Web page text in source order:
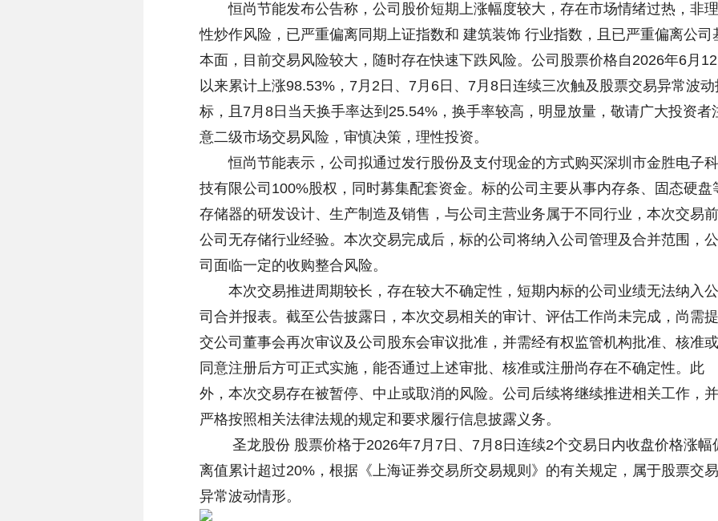
恒尚节能发布公告称，公司股价短期上涨幅度较大，存在市场情绪过热，非理
性炒作风险，已严重偏离同期上证指数和 建筑装饰 行业指数，且已严重偏离公司
本面，目前交易风险较大，随时存在快速下跌风险。公司股票价格自2026年6月12
以来累计上涨98.53%，7月2日、7月6日、7月8日连续三次触及股票交易异常波动
标，且7月8日当天换手率达到25.54%，换手率较高，明显放量，敬请广大投资者
意二级市场交易风险，审慎决策，理性投资。
恒尚节能表示，公司拟通过发行股份及支付现金的方式购买深圳市金胜电子科
技有限公司100%股权，同时募集配套资金。标的公司主要从事内存条、固态硬盘
存储器的研发设计、生产制造及销售，与公司主营业务属于不同行业，本次交易前
公司无存储行业经验。本次交易完成后，标的公司将纳入公司管理及合并范围，公
司面临一定的收购整合风险。
本次交易推进周期较长，存在较大不确定性，短期内标的公司业绩无法纳入公
司合并报表。截至公告披露日，本次交易相关的审计、评估工作尚未完成，尚需提
交公司董事会再次审议及公司股东会审议批准，并需经有权监管机构批准、核准或
同意注册后方可正式实施，能否通过上述审批、核准或注册尚存在不确定性。此
外，本次交易存在被暂停、中止或取消的风险。公司后续将继续推进相关工作，并
严格按照相关法律法规的规定和要求履行信息披露义务。
圣龙股份 股票价格于2026年7月7日、7月8日连续2个交易日内收盘价格涨幅
离值累计超过20%，根据《上海证券交易所交易规则》的有关规定，属于股票交易
异常波动情形。